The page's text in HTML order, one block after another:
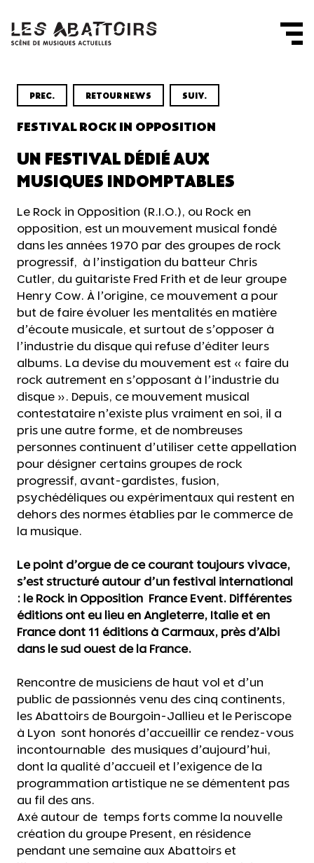
PREC. RETOUR NEWS SUIV.
FESTIVAL ROCK IN OPPOSITION
UN FESTIVAL DÉDIÉ AUX
MUSIQUES INDOMPTABLES
Le Rock in Opposition (R.I.O.), ou Rock en
opposition, est un mouvement musical fondé
dans les années 1970 par des groupes de rock
progressif, à l’instigation du batteur Chris
Cutler, du guitariste Fred Frith et de leur groupe
Henry Cow. À l’origine, ce mouvement a pour
but de faire évoluer les mentalités en matière
d’écoute musicale, et surtout de s’opposer à
l’industrie du disque qui refuse d’éditer leurs
albums. La devise du mouvement est « faire du
rock autrement en s’opposant à l’industrie du
disque ». Depuis, ce mouvement musical
contestataire n’existe plus vraiment en soi, il a
pris une autre forme, et de nombreuses
personnes continuent d’utiliser cette appellation
pour désigner certains groupes de rock
progressif, avant-gardistes, fusion,
psychédéliques ou expérimentaux qui restent en
dehors des normes établies par le commerce de
la musique.
Le point d’orgue de ce courant toujours vivace,
s’est structuré autour d’un festival international
: le Rock in Opposition France Event. Différentes
éditions ont eu lieu en Angleterre, Italie et en
France dont 11 éditions à Carmaux, près d’Albi
dans le sud ouest de la France.
Rencontre de musiciens de haut vol et d’un
public de passionnés venu des cinq continents,
les Abattoirs de Bourgoin-Jallieu et le Periscope
à Lyon sont honorés d’accueillir ce rendez-vous
incontournable des musiques d’aujourd’hui,
dont la qualité d’accueil et l’exigence de la
programmation artistique ne se démentent pas
au fil des ans.
Axé autour de temps forts comme la nouvelle
création du groupe Present, en résidence
pendant une semaine aux Abattoirs et